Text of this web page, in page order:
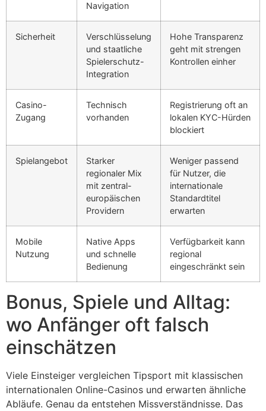
Navigation
Sicherheit
Verschlüsselung
und staatliche
Spielerschutz-
Integration
Hohe Transparenz
geht mit strengen
Kontrollen einher
Casino-
Zugang
Technisch
vorhanden
Registrierung oft an
lokalen KYC-Hürden
blockiert
Spielangebot
Starker
regionaler Mix
mit zentral-
europäischen
Providern
Weniger passend
für Nutzer, die
internationale
Standardtitel
erwarten
Mobile
Nutzung
Native Apps
und schnelle
Bedienung
Verfügbarkeit kann
regional
eingeschränkt sein
Bonus, Spiele und Alltag:
wo Anfänger oft falsch
einschätzen
Viele Einsteiger vergleichen Tipsport mit klassischen
internationalen Online-Casinos und erwarten ähnliche
Abläufe. Genau da entstehen Missverständnisse. Das